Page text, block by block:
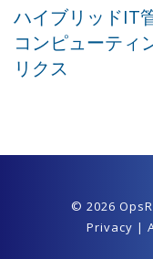
ハイブリッドIT
コンピューティ
リクス
© 2026
Privacy |